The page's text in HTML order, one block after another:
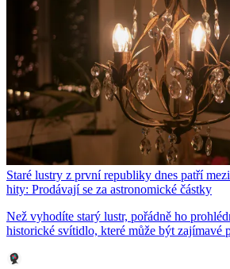
Staré lustry z první republiky dnes patří
hity: Prodávají se za astronomické částky
Než vyhodíte starý lustr, pořádně ho
historické svítidlo, které může být zajímavé